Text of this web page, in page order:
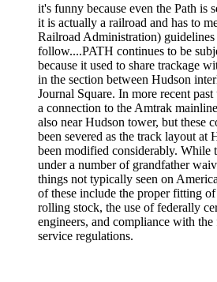
it's funny because even the Path is
it is actually a railroad and has to
Railroad Administration) guidelines
follow....PATH continues to be
because it used to share trackage
in the section between Hudson
Journal Square. In more recent
a connection to the Amtrak
also near Hudson tower, but these
been severed as the track layout at
been modified considerably. While
under a number of grandfather
things not typically seen on
of these include the proper fitting
rolling stock, the use of federally
engineers, and compliance with
service regulations.